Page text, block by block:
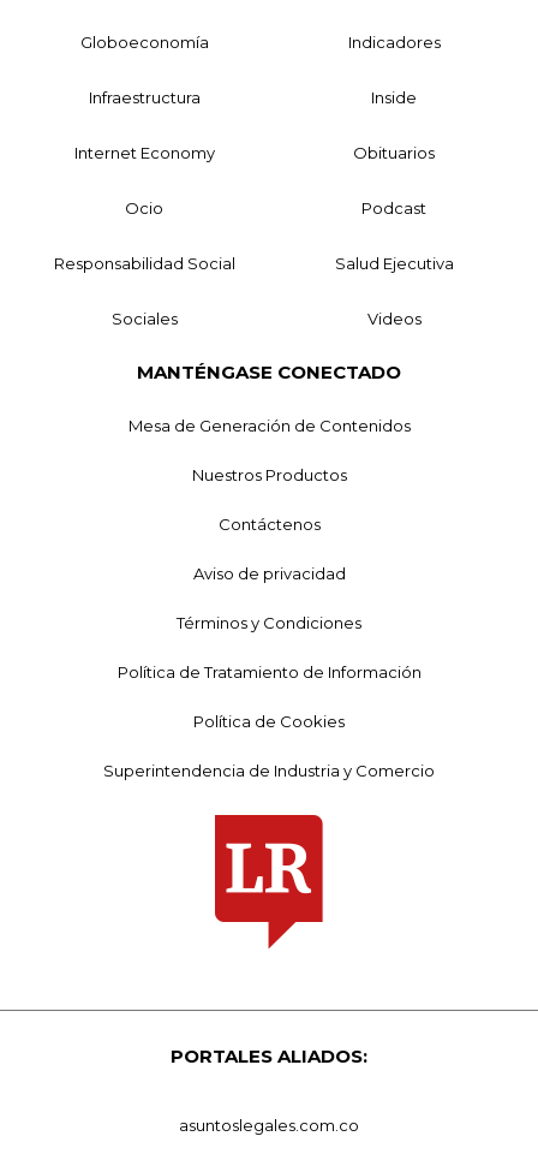
Globoeconomía Indicadores
Infraestructura Inside
Internet Economy Obituarios
Ocio Podcast
Responsabilidad Social Salud Ejecutiva
Sociales Videos
MANTÉNGASE CONECTADO
Mesa de Generación de Contenidos
Nuestros Productos
Contáctenos
Aviso de privacidad
Términos y Condiciones
Política de Tratamiento de Información
Política de Cookies
Superintendencia de Industria y Comercio
PORTALES ALIADOS:
asuntoslegales.com.co